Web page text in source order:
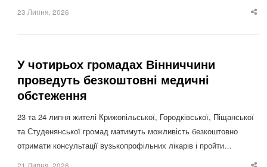
23 Липня, 2026
У чотирьох громадах Вінниччини
проведуть безкоштовні медичні
обстеження
23 та 24 липня жителі Крижопільської, Городківської, Піщанської
та Студенянської громад матимуть можливість безкоштовно
отримати консультації вузькопрофільних лікарів і пройти…